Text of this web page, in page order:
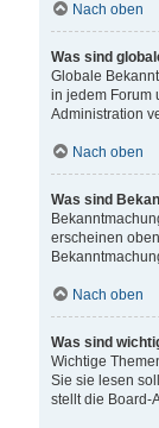
Nach oben
Was sind
Globale
in jedem Forum
Administration
Nach oben
Was sind
erscheinen
Nach oben
Was sind
Wichtige
Sie sie lesen
stellt die Board-